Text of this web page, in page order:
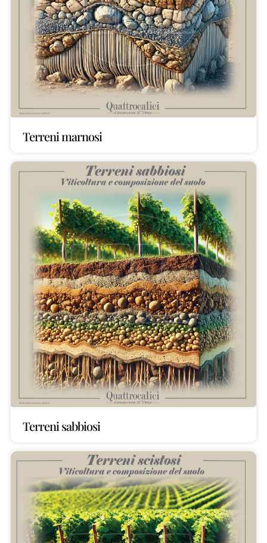
Terreni marnosi
Terreni sabbiosi